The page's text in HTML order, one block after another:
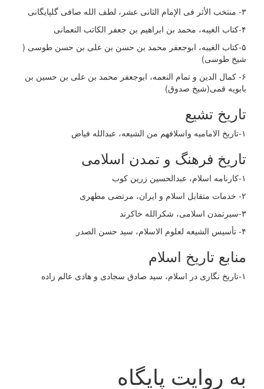
۳- منتخب الأثر فی الإمام الثانی عشر، لطف الله صافی گلپایگانی
۴-کتاب الغیبه، محمد بن ابراهیم بن جعفر الکاتب النعمانی
۵-کتاب الغیبه، ابوجعفر محمد بن حسن بن علی بن حسن طوسی (
شیخ طوسی)
۶- کمال الدین و تمام النعمه، ابوجعفر محمد بن علی بن حسین بن
بابویه قمی(شیخ صدوق)
تاریخ تشیع
۱-تاریخ الامامیه واسلافهم من الشیعه، عبدالله فیاض
تاریخ فرهنگ و تمدن اسلامی
١-کارنامه اسلام، عبدالحسین زرین کوب
۲- خدمات متقابل اسلام و ایران، مرتضی مطهری
۳-سیرتمدن اسلامی، شکرالله خاکرند
۴- تأسیس الشیعه لعلوم الاسلام، سید حسن الصدر
منابع تاریخ اسلام
۱-تاریخ نگاری در اسلام، سید صادق سجادی و هادی عالم زاده
به روایت پایگاه